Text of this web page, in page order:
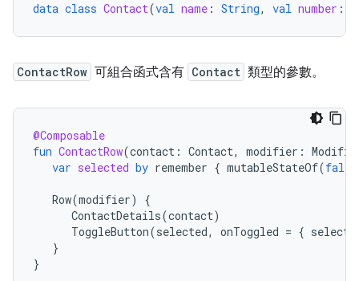
data class Contact(val name : String, val number :
ContactRow 可組合函式含有 Contact 類型的參數。
@Composable
fun ContactRow(contact : Contact, modifier :
var selected by remember { mutableStateOf(false
Row(modifier)
{
ContactDetails(contact)
ToggleButton(selected, onToggled = {
}
}